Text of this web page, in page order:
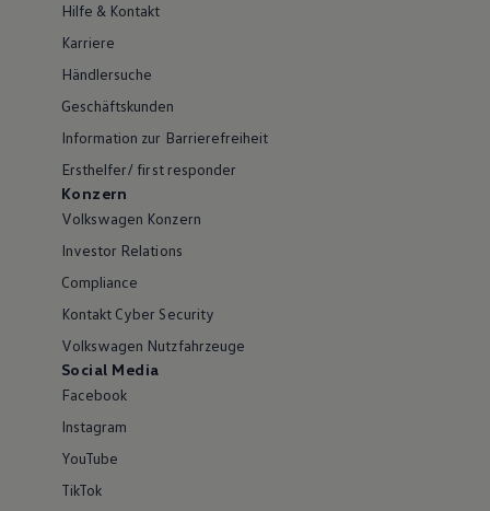
Hilfe & Kontakt
Karriere
Händlersuche
Geschäftskunden
Information zur Barrierefreiheit
Ersthelfer/ first responder
Konzern
Volkswagen Konzern
Investor Relations
Compliance
Kontakt Cyber Security
Volkswagen Nutzfahrzeuge
Social Media
Facebook
Instagram
YouTube
TikTok